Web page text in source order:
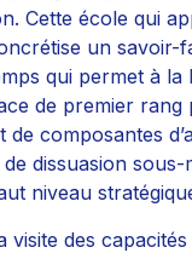
Cette école qui
un savoir-
qui permet à la
de premier rang
de composantes
dissuasion
niveau
visite des